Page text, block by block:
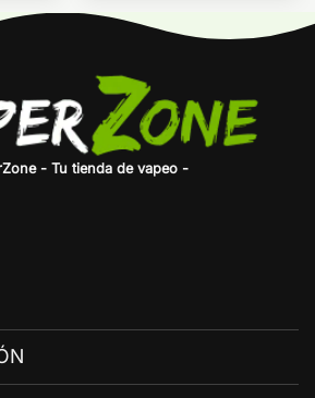
- Tu tienda de vapeo -